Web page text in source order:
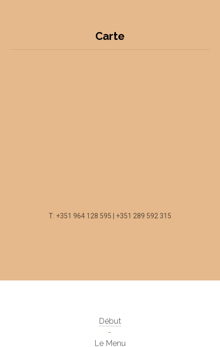
Carte
T: +351 964 128 595 | +351 289 592 315
Début
Le Menu